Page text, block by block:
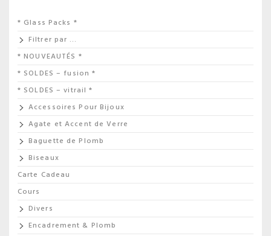
* Glass Packs *
Filtrer par …
* NOUVEAUTÉS *
* SOLDES – fusion *
* SOLDES – vitrail *
Accessoires Pour Bijoux
Agate et Accent de Verre
Baguette de Plomb
Biseaux
Carte Cadeau
Cours
Divers
Encadrement & Plomb